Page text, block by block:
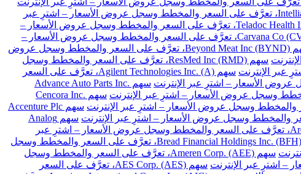
سهم Intellia Therapeutics Inc (NTLA)، تعرَّف على السعر والمخطط وسجل عروض الأسعار – اشترِ عبر
سهم Teladoc Health Inc (TDOC)، تعرَّف على السعر والمخطط وسجل عروض الأسعار –
سهم Carvana Co (CVNA)، تعرَّف على السعر والمخطط وسجل عروض الأسعار –
سهم Beyond Meat Inc (BYND)، تعرَّف على السعر والمخطط وسجل عروض
سهم ResMed Inc (RMD)، تعرَّف على السعر والمخطط وسجل
سهم Agilent Technologies Inc. (A)، تعرَّف على السعر
سهم Advance Auto Parts Inc.
سهم Cencora Inc.
سهم Accenture Plc
سهم Analog
سهم Archer-Daniels-Midland Co. (ADM)، تعرَّف على السعر والمخطط وسجل عروض الأسعار – اشترِ عبر
سهم Bread Financial Holdings Inc. (BFH)، تعرَّف على السعر والمخطط وسجل
سهم Ameren Corp. (AEE)، تعرَّف على السعر والمخطط وسجل
سهم AES Corp. (AES)، تعرَّف على السعر